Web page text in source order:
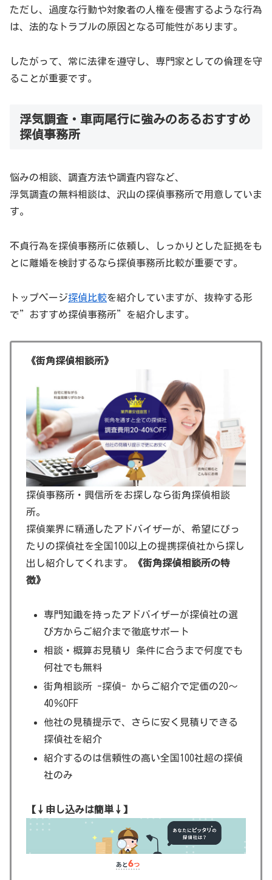
ただし、過度な行動や対象者の人権を侵害するような行為
は、法的なトラブルの原因となる可能性があります。
したがって、常に法律を遵守し、専門家としての倫理を守
ることが重要です。
浮気調査・車両尾行に強みのあるおすすめ
探偵事務所
悩みの相談、調査方法や調査内容など、
浮気調査の無料相談は、沢山の探偵事務所で用意していま
す。
不貞行為を探偵事務所に依頼し、しっかりとした証拠をも
とに離婚を検討するなら探偵事務所比較が重要です。
トップページ探偵比較を紹介していますが、抜粋する形
で”おすすめ探偵事務所”を紹介します。
《街角探偵相談所》
探偵事務所・興信所をお探しなら街角探偵相談
所。
探偵業界に精通したアドバイザーが、希望にぴっ
たりの探偵社を全国100以上の提携探偵社から探し
出し紹介してくれます。
《街角探偵相談所の特
徴》
専門知識を持ったアドバイザーが探偵社の選
び方からご紹介まで徹底サポート
相談・概算お見積り 条件に合うまで何度でも
何社でも無料
街角相談所 -探偵- からご紹介で定価の20～
40％OFF
他社の見積提示で、さらに安く見積りできる
探偵社を紹介
紹介するのは信頼性の高い全国100社超の探偵
社のみ
【↓申し込みは簡単↓】